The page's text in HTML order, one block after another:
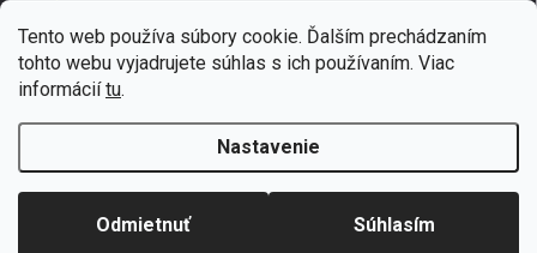
Tento web používa súbory cookie. Ďalším prechádzaním
tohto webu vyjadrujete súhlas s ich používaním. Viac
informáciítu.
Nastavenie
Odmietnuť Súhlasím
Copyright 2026M-LINK.sk. Všetky práva vyhradené.Upraviť nastavenie